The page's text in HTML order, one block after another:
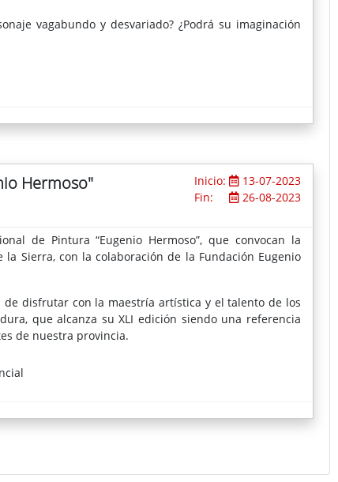
vagabundo y desvariado? ¿Podrá su imaginación
Hermoso" Inicio:
13-07-2023
Fin:
26-08-2023
de Pintura “Eugenio Hermoso”, que convocan la
Sierra, con la colaboración de la Fundación Eugenio
disfrutar con la maestría artística y el talento de los
que alcanza su XLI edición siendo una referencia
de nuestra provincia.